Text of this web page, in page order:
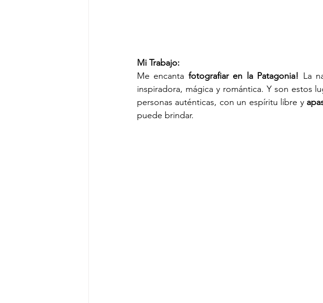
Mi Trabajo:
Me encanta fotografiar en la Patagonia! La
inspiradora, mágica y romántica. Y son estos
personas auténticas, con un espíritu libre y
puede brindar.